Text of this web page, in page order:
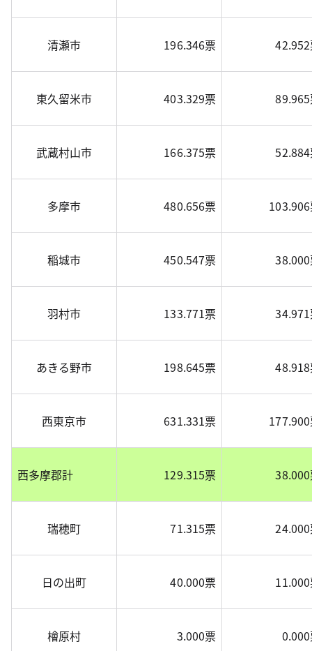
清瀬市 196.346票
東久留米市 403.329票
武蔵村山市 166.375票
多摩市 480.656票
稲城市 450.547票
羽村市 133.771票
あきる野市 198.645票
西東京市 631.331票
西多摩郡計 129.315票
瑞穂町 71.315票
日の出町 40.000票
檜原村 3.000票